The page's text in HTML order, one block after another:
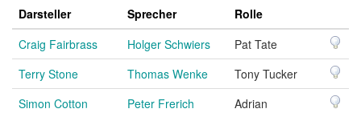
Darsteller Sprecher
Rolle
Craig Fairbrass
Holger Schwiers
Pat Tate
Terry Stone
Thomas Wenke
Tony Tucker
Simon Cotton
Peter Frerich
Adrian